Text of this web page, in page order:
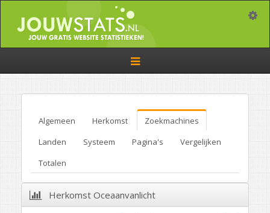
Toggle
navigation
Algemeen Herkomst
Zoekmachines
Landen
Systeem Pagina's
Vergelijken
Totalen
Herkomst Oceaanvanlicht